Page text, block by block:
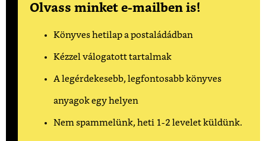
Olvass minket e-mailben is!
Könyves hetilap a postaládádban
Kézzel válogatott tartalmak
A legérdekesebb, legfontosabb könyves
anyagok egy helyen
Nem spammelünk, heti 1-2 levelet küldünk.